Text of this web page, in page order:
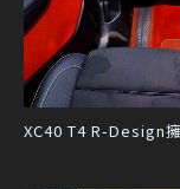
XC40 T4 R-Design